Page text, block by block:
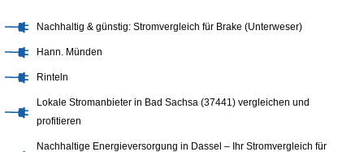
Nachhaltig & günstig: Stromvergleich für Brake (Unterweser)
Hann. Münden
Rinteln
Lokale Stromanbieter in Bad Sachsa (37441) vergleichen und
profitieren
Nachhaltige Energieversorgung in Dassel – Ihr Stromvergleich für